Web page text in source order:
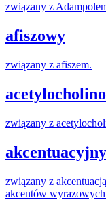
związany z
afiszowy
związany z afiszem.
związany z
akcentuacyjny
związany z
akcentów